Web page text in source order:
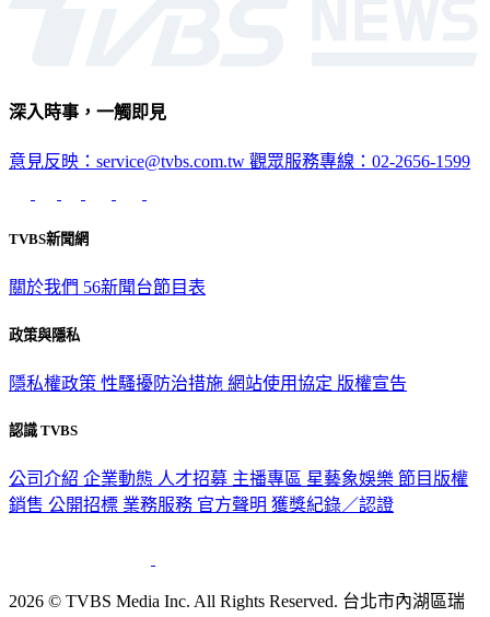
深入時事，一觸即見
意見反映：service@tvbs.com.tw 觀眾服務專線：02-2656-1599
TVBS新聞網
關於我們 56新聞台節目表
政策與隱私
隱私權政策 性騷擾防治措施 網站使用協定 版權宣告
認識 TVBS
公司介紹 企業動態 人才招募 主播專區 星藝象娛樂 節目版權
銷售 公開招標 業務服務 官方聲明 獲獎紀錄／認證
2026 © TVBS Media Inc. All Rights Reserved. 台北市內湖區瑞